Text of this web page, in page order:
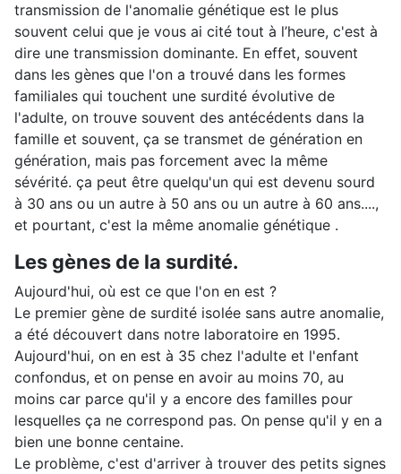
transmission de l'anomalie génétique est le plus
souvent celui que je vous ai cité tout à l’heure, c'est à
dire une transmission dominante. En effet, souvent
dans les gènes que l'on a trouvé dans les formes
familiales qui touchent une surdité évolutive de
l'adulte, on trouve souvent des antécédents dans la
famille et souvent, ça se transmet de génération en
génération, mais pas forcement avec la même
sévérité. ça peut être quelqu'un qui est devenu sourd
à 30 ans ou un autre à 50 ans ou un autre à 60 ans....,
et pourtant, c'est la même anomalie génétique .
Les gènes de la surdité.
Aujourd'hui, où est ce que l'on en est ?
Le premier gène de surdité isolée sans autre anomalie,
a été découvert dans notre laboratoire en 1995.
Aujourd'hui, on en est à 35 chez l'adulte et l'enfant
confondus, et on pense en avoir au moins 70, au
moins car parce qu'il y a encore des familles pour
lesquelles ça ne correspond pas. On pense qu'il y en a
bien une bonne centaine.
Le problème, c'est d'arriver à trouver des petits signes